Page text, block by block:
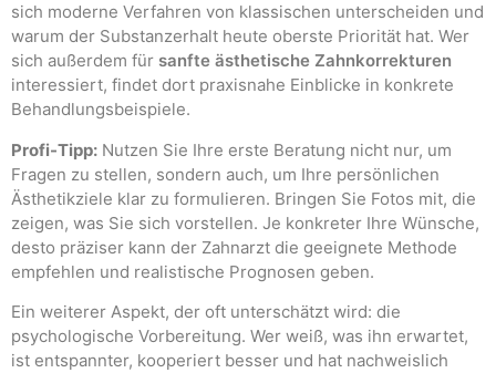
sich moderne Verfahren von klassischen unterscheiden und
warum der Substanzerhalt heute oberste Priorität hat. Wer
sich außerdem für sanfte ästhetische Zahnkorrekturen
interessiert, findet dort praxisnahe Einblicke in konkrete
Behandlungsbeispiele.
Profi-Tipp: Nutzen Sie Ihre erste Beratung nicht nur, um
Fragen zu stellen, sondern auch, um Ihre persönlichen
Ästhetikziele klar zu formulieren. Bringen Sie Fotos mit, die
zeigen, was Sie sich vorstellen. Je konkreter Ihre Wünsche,
desto präziser kann der Zahnarzt die geeignete Methode
empfehlen und realistische Prognosen geben.
Ein weiterer Aspekt, der oft unterschätzt wird: die
psychologische Vorbereitung. Wer weiß, was ihn erwartet,
ist entspannter, kooperiert besser und hat nachweislich